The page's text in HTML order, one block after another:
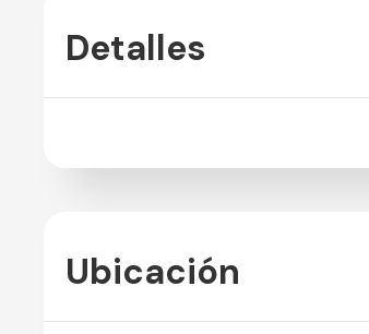
Detalles
Ubicación